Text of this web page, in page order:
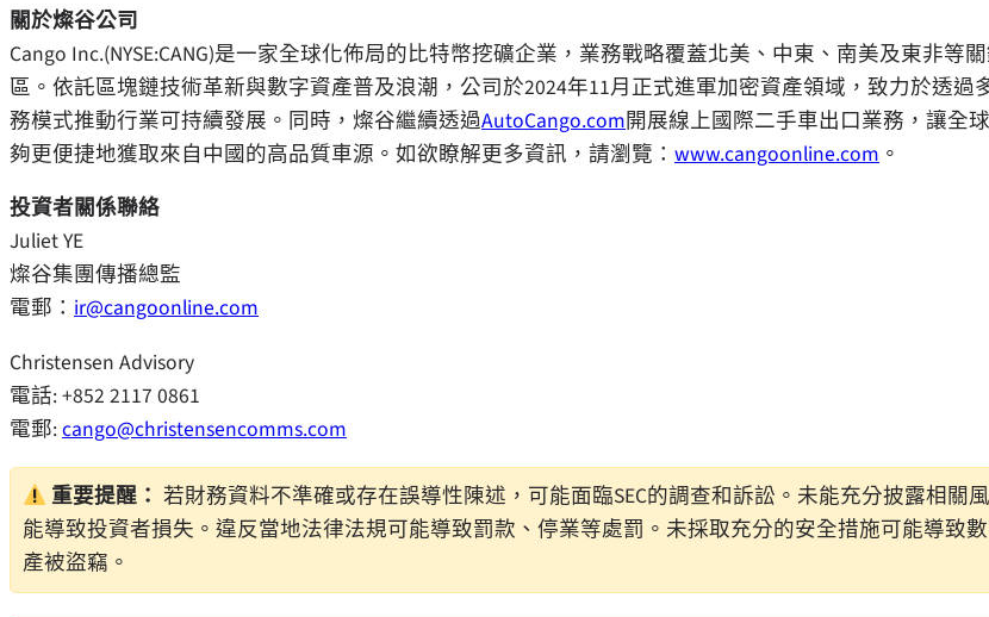
關於燦谷公司
Cango Inc.(NYSE:CANG)是一家全球化佈局的比特幣挖礦企業，業務戰略覆蓋北美、中東、南美及東非等
區。依託區塊鏈技術革新與數字資產普及浪潮，公司於2024年11月正式進軍加密資產領域，致力於透過
務模式推動行業可持續發展。同時，燦谷繼續透過AutoCango.com開展線上國際二手車出口業務，讓全
夠更便捷地獲取來自中國的高品質車源。如欲瞭解更多資訊，請瀏覽： www.cangoonline.com 。
投資者關係聯絡
Juliet YE
燦谷集團傳播總監
電郵： ir@cangoonline.com
Christensen Advisory
電話: +852 2117 0861
電郵:cango@christensencomms.com
重要提醒： 若財務資料不準確或存在誤導性陳述，可能面臨SEC的調查和訴訟。未能充分披露相關
能導致投資者損失。違反當地法律法規可能導致罰款、停業等處罰。未採取充分的安全措施可能導致
產被盜竊。